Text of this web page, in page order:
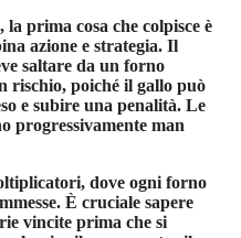
, la prima cosa che colpisce è
azione e strategia. Il
saltare da un forno
rischio, poiché il gallo può
e subire una penalità. Le
progressivamente man
dove ogni forno
È cruciale sapere
vincite prima che si